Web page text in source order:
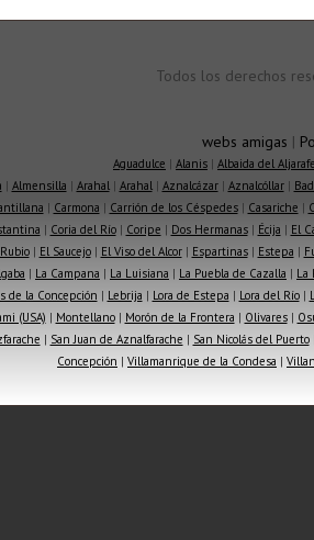
Todos los derechos
webs amigas |
Aguadulce | Alanis | Albaida del Aljarafe
| Almensilla | Arahal| Arahal| Aznalcázar| Aznalcóllar|
| Carmona | Carrión de los Céspedes| Casariche |
| Coria del Río| Coripe | Dos Hermanas| Écija | El
| El Saucejo| El Viso del Alcor| Espartinas| Estepa |
| La Campana | La Luisiana | La Puebla de Cazalla | La
de la Concepción | Lebrija | Lora de Estepa | Lora del Río|
(USA) | Montellano| Morón de la Frontera | Olivares|
| San Juan de Aznalfarache | San Nicolás del Puerto|
Concepción | Villamanrique de la Condesa |